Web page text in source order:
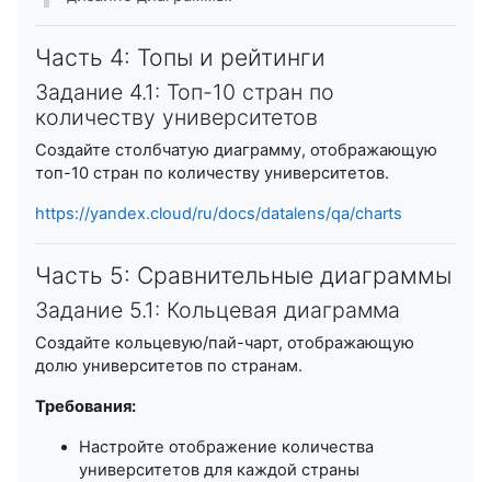
Часть 4: Топы и рейтинги
Задание 4.1: Топ-10 стран по
количеству университетов
Создайте столбчатую диаграмму, отображающую
топ-10 стран по количеству университетов.
https://yandex.cloud/ru/docs/datalens/qa/charts
Часть 5: Сравнительные диаграммы
Задание 5.1: Кольцевая диаграмма
Создайте кольцевую/пай-чарт, отображающую
долю университетов по странам.
Требования:
Настройте отображение количества
университетов для каждой страны